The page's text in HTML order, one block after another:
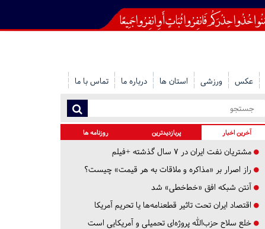
عکس ورزشی استان ها درباره ما تماس با ما
آخرین اخبار پربازدیدترین روزنامه ها
مشتریان نفت ایران در ۷ سال گذشته +فیلم
راز اصرار بر «مذاکره و ملاقات به هر قیمت» چیست؟
آنتن شبکه افق «خط‌خطی» شد
اقتصاد ایران تحت تاثیر قطعنامه‌ها یا تحریم‌ آمریکا
خلع سلاح حزب‌الله پروژه‌ای تحمیلی و آمریکایی است